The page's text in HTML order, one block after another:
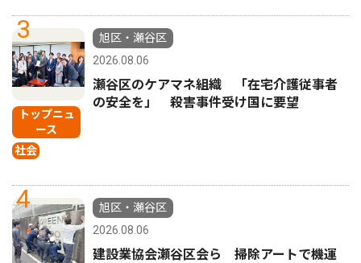
3
トップニュ
ース
社会
旭区・瀬谷区
2026.08.06
瀬谷区のケアマネ組織 「在宅介護従事者
の安全を」 殺害事件受け国に要望
4
旭区・瀬谷区
2026.08.06
建設業協会瀬谷区会ら 掃除アートで機運